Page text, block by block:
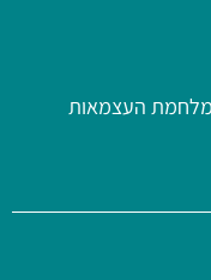
העצמאות